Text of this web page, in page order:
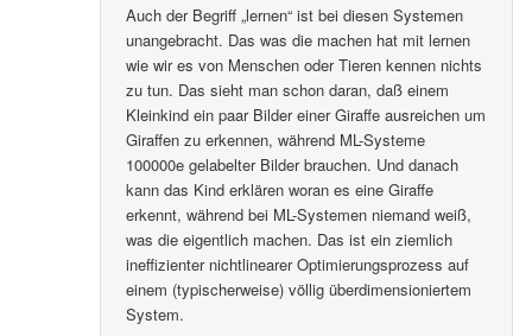
Auch der Begriff „lernen“ ist bei diesen Systemen
unangebracht. Das was die machen hat mit lernen
wie wir es von Menschen oder Tieren kennen nichts
zu tun. Das sieht man schon daran, daß einem
Kleinkind ein paar Bilder einer Giraffe ausreichen um
Giraffen zu erkennen, während ML-Systeme
100000e gelabelter Bilder brauchen. Und danach
kann das Kind erklären woran es eine Giraffe
erkennt, während bei ML-Systemen niemand weiß,
was die eigentlich machen. Das ist ein ziemlich
ineffizienter nichtlinearer Optimierungsprozess auf
einem (typischerweise) völlig überdimensioniertem
System.